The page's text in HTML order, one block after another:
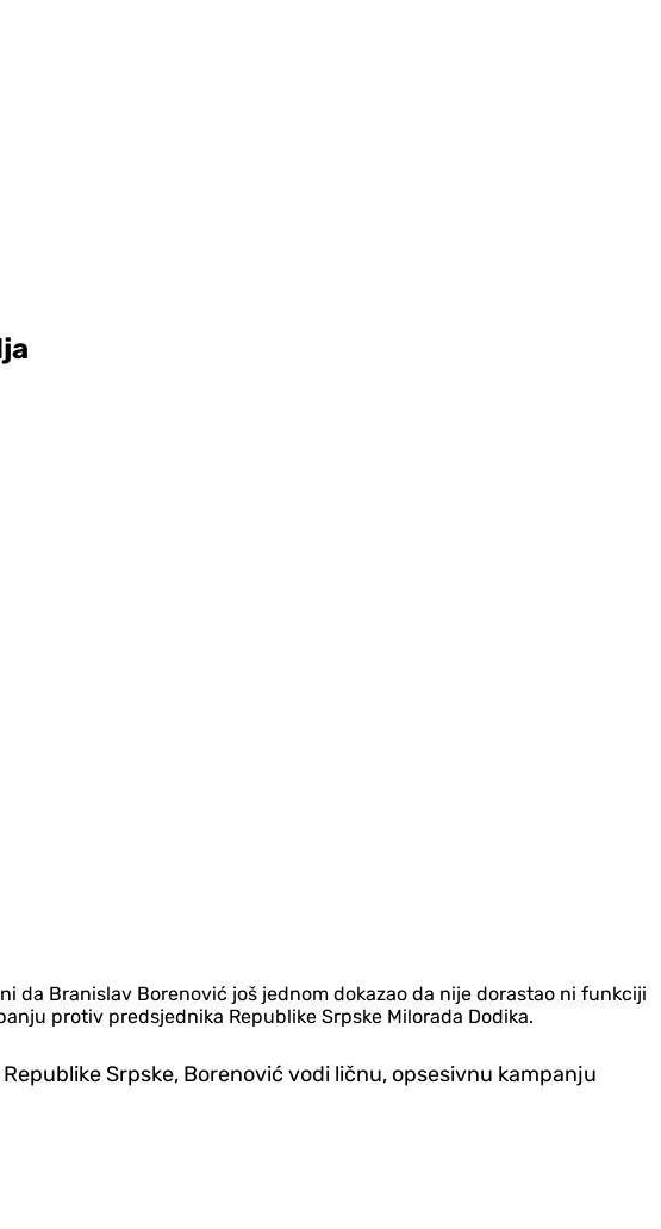
da Branislav Borenović još jednom dokazao da nije dorastao ni funkciji
protiv predsjednika Republike Srpske Milorada Dodika.
Srpske, Borenović vodi ličnu, opsesivnu kampanju